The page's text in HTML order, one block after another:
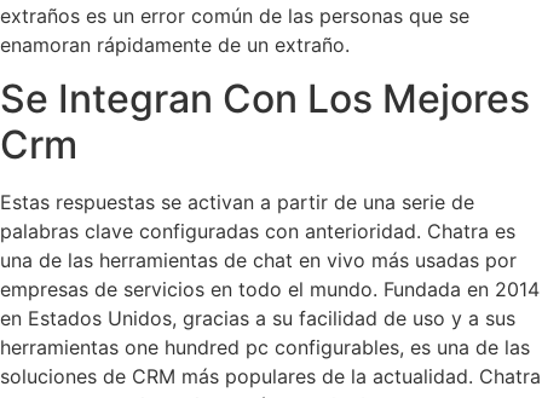
extraños es un error común de las personas que se
enamoran rápidamente de un extraño.
Se Integran Con Los Mejores
Crm
Estas respuestas se activan a partir de una serie de
palabras clave configuradas con anterioridad. Chatra es
una de las herramientas de chat en vivo más usadas por
empresas de servicios en todo el mundo. Fundada en 2014
en Estados Unidos, gracias a su facilidad de uso y a sus
herramientas one hundred pc configurables, es una de las
soluciones de CRM más populares de la actualidad. Chatra